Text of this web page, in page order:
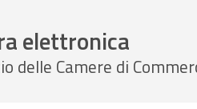
elettronica
delle Camere di